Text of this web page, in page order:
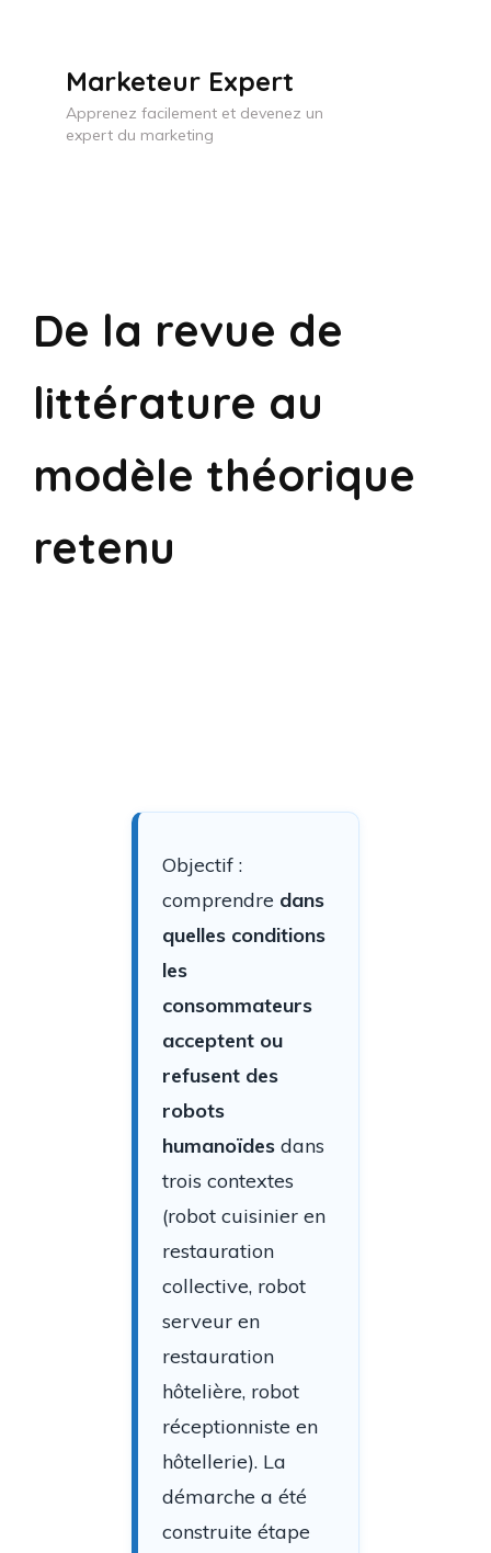
content
(Press
Marketeur Expert
Apprenez facilement et devenez un
expert du marketing
De la revue de
littérature au
modèle théorique
retenu
Objectif :
comprendre dans
quelles conditions
les
consommateurs
acceptent ou
refusent des
robots
humanoïdes dans
trois contextes
(robot cuisinier en
restauration
collective, robot
serveur en
restauration
hôtelière, robot
réceptionniste en
hôtellerie). La
démarche a été
construite étape